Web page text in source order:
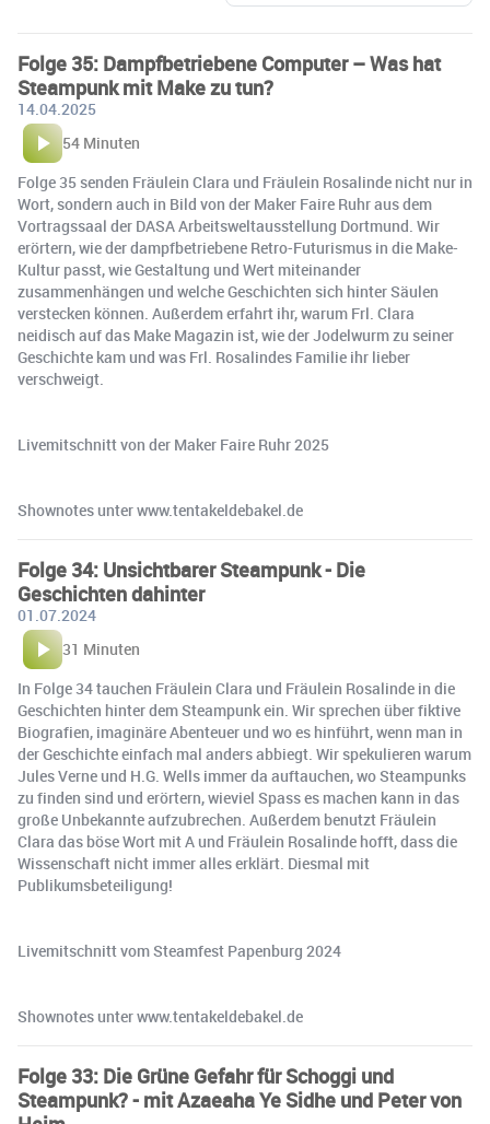
Folge 35: Dampfbetriebene Computer – Was hat
Steampunk mit Make zu tun?
14.04.2025
54 Minuten
Folge 35 senden Fräulein Clara und Fräulein Rosalinde nicht nur in
Wort, sondern auch in Bild von der Maker Faire Ruhr aus dem
Vortragssaal der DASA Arbeitsweltausstellung Dortmund. Wir
erörtern, wie der dampfbetriebene Retro-Futurismus in die Make-
Kultur passt, wie Gestaltung und Wert miteinander
zusammenhängen und welche Geschichten sich hinter Säulen
verstecken können. Außerdem erfahrt ihr, warum Frl. Clara
neidisch auf das Make Magazin ist, wie der Jodelwurm zu seiner
Geschichte kam und was Frl. Rosalindes Familie ihr lieber
verschweigt.
Livemitschnitt von der Maker Faire Ruhr 2025
Shownotes unter www.tentakeldebakel.de
Folge 34: Unsichtbarer Steampunk - Die
Geschichten dahinter
01.07.2024
31 Minuten
In Folge 34 tauchen Fräulein Clara und Fräulein Rosalinde in die
Geschichten hinter dem Steampunk ein. Wir sprechen über fiktive
Biografien, imaginäre Abenteuer und wo es hinführt, wenn man in
der Geschichte einfach mal anders abbiegt. Wir spekulieren warum
Jules Verne und H.G. Wells immer da auftauchen, wo Steampunks
zu finden sind und erörtern, wieviel Spass es machen kann in das
große Unbekannte aufzubrechen. Außerdem benutzt Fräulein
Clara das böse Wort mit A und Fräulein Rosalinde hofft, dass die
Wissenschaft nicht immer alles erklärt. Diesmal mit
Publikumsbeteiligung!
Livemitschnitt vom Steamfest Papenburg 2024
Shownotes unter www.tentakeldebakel.de
Folge 33: Die Grüne Gefahr für Schoggi und
Steampunk? - mit Azaeaha Ye Sidhe und Peter von